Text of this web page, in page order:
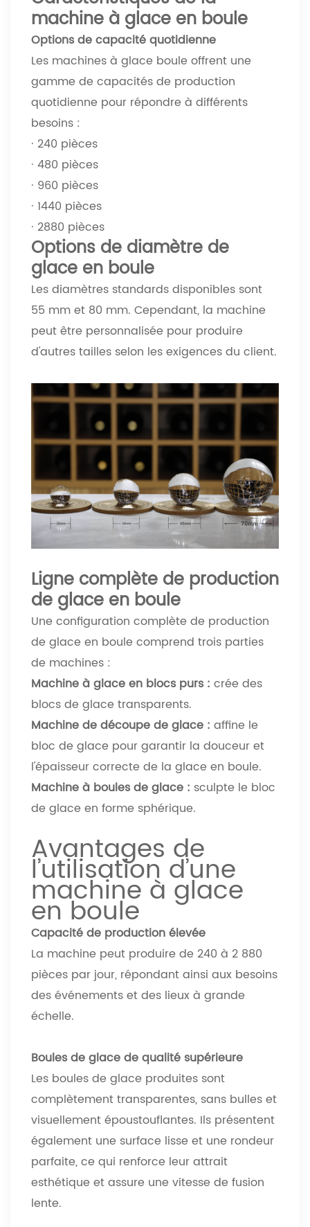
machine à glace en boule
Options de capacité quotidienne
Les machines à glace boule offrent une
gamme de capacités de production
quotidienne pour répondre à différents
besoins :
· 240 pièces
· 480 pièces
· 960 pièces
· 1440 pièces
· 2880 pièces
Options de diamètre de
glace en boule
Les diamètres standards disponibles sont
55 mm et 80 mm. Cependant, la machine
peut être personnalisée pour produire
d'autres tailles selon les exigences du client.
Ligne complète de production
de glace en boule
Une configuration complète de production
de glace en boule comprend trois parties
de machines :
Machine à glace en blocs purs : crée des
blocs de glace transparents.
Machine de découpe de glace : affine le
bloc de glace pour garantir la douceur et
l'épaisseur correcte de la glace en boule.
Machine à boules de glace : sculpte le bloc
de glace en forme sphérique.
Avantages de
l’utilisation d’une
machine à glace
en boule
Capacité de production élevée
La machine peut produire de 240 à 2 880
pièces par jour, répondant ainsi aux besoins
des événements et des lieux à grande
échelle.
Boules de glace de qualité supérieure
Les boules de glace produites sont
complètement transparentes, sans bulles et
visuellement époustouflantes. Ils présentent
également une surface lisse et une rondeur
parfaite, ce qui renforce leur attrait
esthétique et assure une vitesse de fusion
lente.